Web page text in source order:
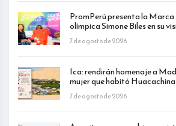
PromPerú presenta la
olímpica Simone Biles en su
7 de agosto de 2026
Ica: rendirán homenaje a
mujer que habitó Huacachina
7 de agosto de 2026